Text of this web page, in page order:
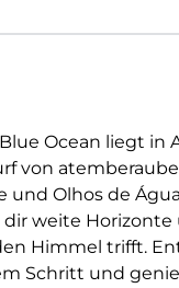
Ocean liegt in
von
und Olhos de
weite Horizonte
Himmel trifft.
Schritt und